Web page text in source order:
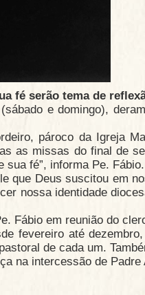
fé serão tema de
e domingo),
pároco da Igreja
as missas do final de
fé”, informa Pe. Fábio.
que Deus suscitou em
nossa identidade
Fábio em reunião do
fevereiro até
de cada um.
na intercessão de Padre